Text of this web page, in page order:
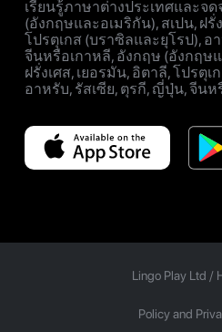
เรียนรู้ภาษาต่างประเทศและจ
(อังกฤษและอเมริกัน), สเปน, ฝรั่
โปรตุเกส (บราซิลและยุโรป), อ
จีนหรือเกาหลี, อังกฤษ (อังกฤษ
ฝรั่งเศส, เยอรมัน, อิตาลี, โปรตุ
อาหรับ, รัสเซีย, ตุรกี, ญี่ปุ่น, จีนห
Lingo Play Ltd /
Policy and